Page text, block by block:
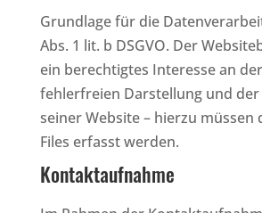
Grundlage für die
Abs. 1 lit. b DSGVO. Der
ein berechtigtes Interesse an
fehlerfreien Darstellung und
seiner Website – hierzu müssen
Files erfasst werden.
Kontaktaufnahme